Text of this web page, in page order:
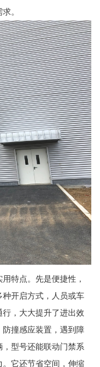
。
特点。先是便捷性，
开启方式，人员或车
，大大提升了进出效
撞感应装置，遇到障
型号还能联动门禁系
它还节省空间，伸缩